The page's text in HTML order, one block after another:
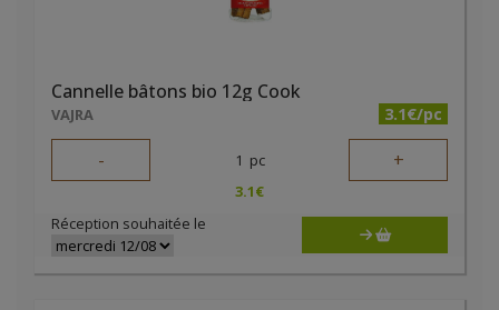
Cannelle bâtons bio 12g Cook
VAJRA 3.1€/pc
- 1 pc +
3.1€
Réception souhaitée le